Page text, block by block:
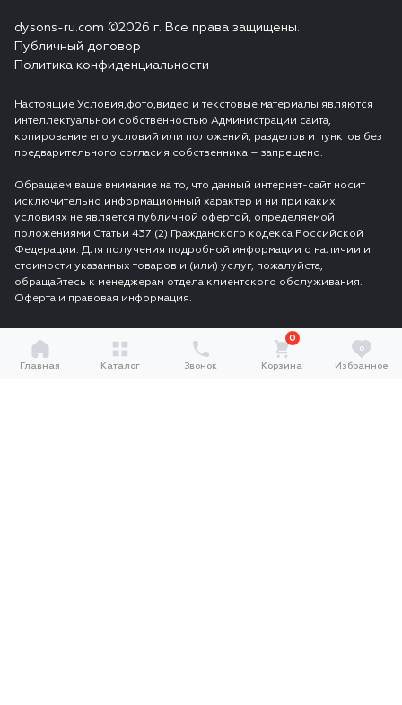
dysons-ru.com ©2026 г. Все права защищены.
Публичный договор
Политика конфиденциальности
Настоящие Условия,фото,видео и текстовые материалы являются
интеллектуальной собственностью Администрации сайта,
копирование его условий или положений, разделов и пунктов без
предварительного согласия собственника – запрещено.
Обращаем ваше внимание на то, что данный интернет-сайт носит
исключительно информационный характер и ни при каких
условиях не является публичной офертой, определяемой
положениями Статьи 437 (2) Гражданского кодекса Российской
Федерации. Для получения подробной информации о наличии и
стоимости указанных товаров и (или) услуг, пожалуйста,
обращайтесь к менеджерам отдела клиентского обслуживания.
Оферта и правовая информация.
Главная Каталог Звонок
0
Корзина
0
Избранное